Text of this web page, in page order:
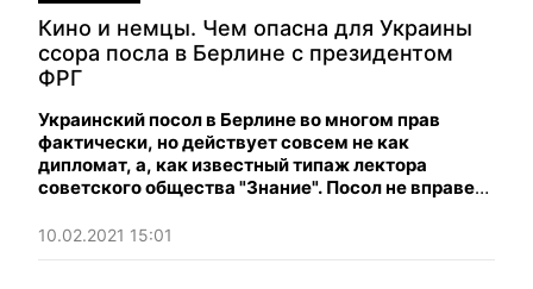
Кино и немцы. Чем опасна для Украины
ссора посла в Берлине с президентом
ФРГ
Украинский посол в Берлине во многом прав
фактически, но действует совсем не как
дипломат, а, как известный типаж лектора
советского общества "Знание". Посол не вправе
Германии. Напряженные отношения с ФРГ
поставят Украину в еще более тяжелое
10.02.2021 15:01